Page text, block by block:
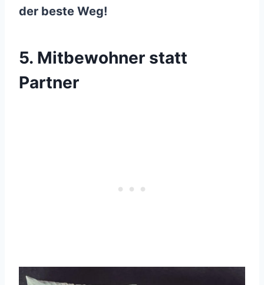
der beste Weg!
5. Mitbewohner statt
Partner